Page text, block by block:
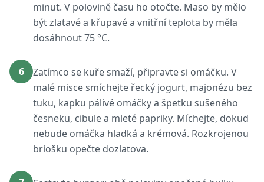
minut. V polovině času ho otočte. Maso by mělo
být zlatavé a křupavé a vnitřní teplota by měla
dosáhnout 75 °C.
6
Zatímco se kuře smaží, připravte si omáčku. V
malé misce smíchejte řecký jogurt, majonézu bez
tuku, kapku pálivé omáčky a špetku sušeného
česneku, cibule a mleté papriky. Míchejte, dokud
nebude omáčka hladká a krémová. Rozkrojenou
briošku opečte dozlatova.